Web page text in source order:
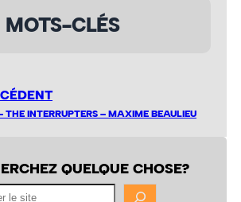
MOTS-CLÉS
INTERRUPTERS – MAXIME BEAULIEU
QUELQUE CHOSE?